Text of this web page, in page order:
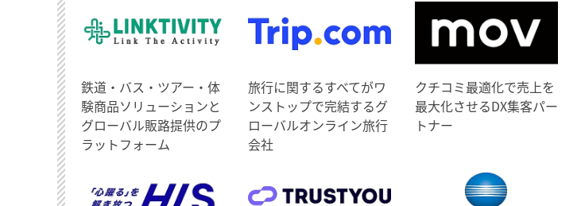
鉄道・バス・ツアー・体
験商品ソリューションと
グローバル販路提供のプ
ラットフォーム
旅行に関するすべてがワ
ンストップで完結するグ
ローバルオンライン旅行
会社
クチコミ最適化で売上を
最大化させるDX集客パー
トナー